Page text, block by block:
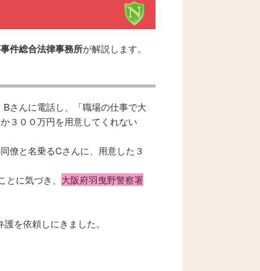
件総合法律事務所が解説します。
さんに電話し、「職場の仕事で大
３００万円を用意してくれない
僚と名乗るCさんに、用意した３
に気づき、 大阪府羽曳野警察署
を依頼しにきました。